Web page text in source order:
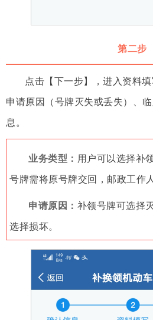
第二步
点击【下一步】，进入资料
申请原因（号牌灭失或丢失）、
息。
业务类型： 用户可以选择补
号牌需将原号牌交回，邮政工作
申请原因： 补领号牌可选择
选择损坏。